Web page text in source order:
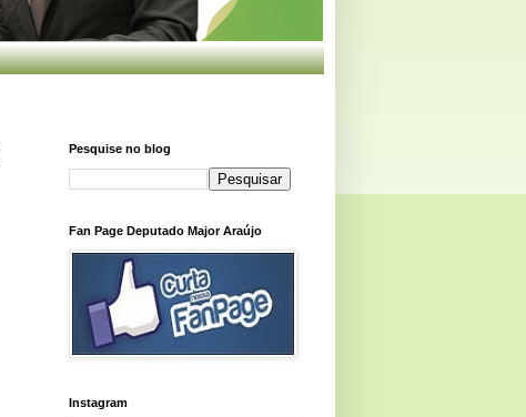
Pesquise no blog
Fan Page Deputado Major Araújo
Instagram